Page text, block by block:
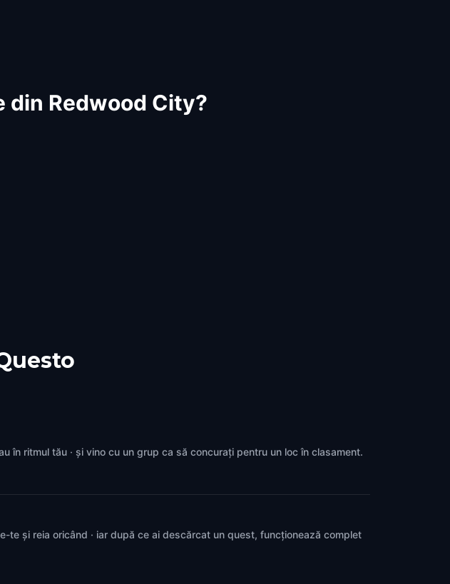
din Redwood City?
în ritmul tău · și vino cu un grup ca să concurați pentru un loc în clasament.
și reia oricând · iar după ce ai descărcat un quest, funcționează complet